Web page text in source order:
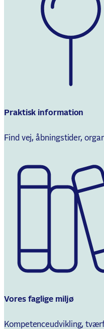
Praktisk information
Find vej, åbningstider,
Vores faglige miljø
Kompetenceudvikling,